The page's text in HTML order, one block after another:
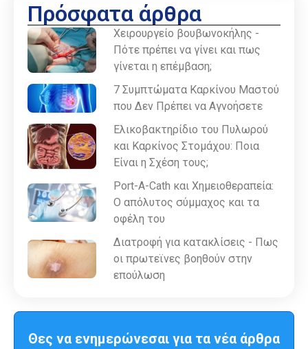
Πρόσφατα άρθρα
Χειρουργείο βουβωνοκήλης -
Πότε πρέπει να γίνει και πως
γίνεται η επέμβαση;
7 Συμπτώματα Καρκίνου Μαστού
που Δεν Πρέπει να Αγνοήσετε
Ελικοβακτηρίδιο του Πυλωρού
και Καρκίνος Στομάχου: Ποια
Είναι η Σχέση τους;
Port-A-Cath και Χημειοθεραπεία:
Ο απόλυτος σύμμαχος και τα
οφέλη του
Διατροφή για κατακλίσεις - Πως
οι πρωτεϊνες βοηθούν στην
επούλωση
Θες να ενημερώνεσαι για τα νέα άρθρα